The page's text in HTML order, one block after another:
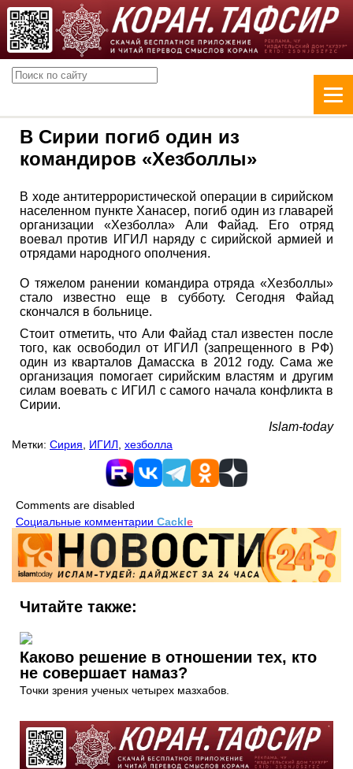
В Сирии погиб один из
командиров «Хезболлы»
В ходе антитеррористической операции в сирийском
населенном пункте Ханасер, погиб один из главарей
организации «Хезболла» Али Файад. Его отряд
воевал против ИГИЛ наряду с сирийской армией и
отрядами народного ополчения.
О тяжелом ранении командира отряда «Хезболлы»
стало известно еще в субботу. Сегодня Файад
скончался в больнице.
Стоит отметить, что Али Файад стал известен после
того, как освободил от ИГИЛ (запрещенного в РФ)
один из кварталов Дамасска в 2012 году. Сама же
организация помогает сирийским властям и другим
силам воевать с ИГИЛ с самого начала конфликта в
Сирии.
Islam-today
Метки: Сирия ИГИЛ хезболла
Comments are disabled
Социальные комментарии Cackle
Читайте также:
Каково решение в отношении тех, кто
не совершает намаз?
Точки зрения ученых четырех мазхабов.